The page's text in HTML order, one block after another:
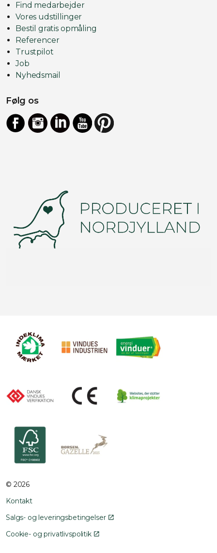
Find medarbejder
Vores udstillinger
Bestil gratis opmåling
Referencer
Trustpilot
Job
Nyhedsmail
Følg os
© 2026
Kontakt
Salgs- og leveringsbetingelser
Cookie- og privatlivspolitik